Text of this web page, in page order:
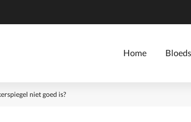
Home
niet goed is?